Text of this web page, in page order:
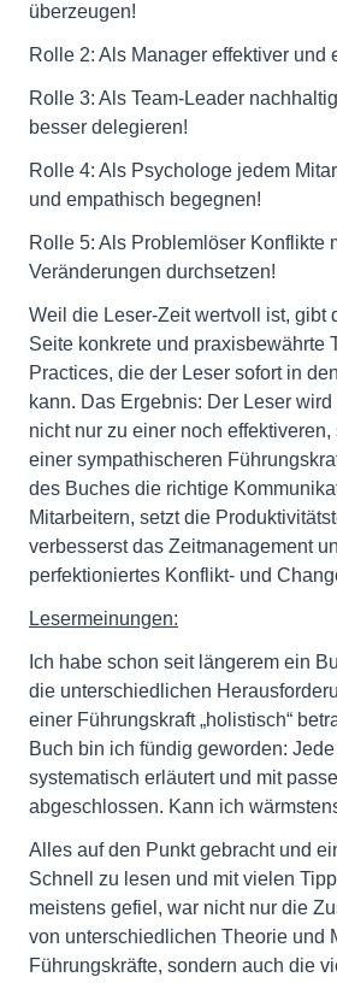
überzeugen!
Rolle 2: Als Manager effektiver und
Rolle 3: Als Team-Leader
besser delegieren!
Rolle 4: Als Psychologe jedem
und empathisch begegnen!
Rolle 5: Als Problemlöser Konflikte
Veränderungen durchsetzen!
Weil die Leser-Zeit wertvoll ist, gibt
Seite konkrete und praxisbewährte
Practices, die der Leser sofort in
kann. Das Ergebnis: Der Leser
nicht nur zu einer noch
einer sympathischeren
des Buches die richtige
Mitarbeitern, setzt die
verbesserst das Zeitmanagement
perfektioniertes Konflikt- und
Lesermeinungen:
Ich habe schon seit längerem ein
die unterschiedlichen
einer Führungskraft „holistisch“
Buch bin ich fündig geworden:
systematisch erläutert und mit
abgeschlossen. Kann ich
Alles auf den Punkt gebracht und
Schnell zu lesen und mit vielen
meistens gefiel, war nicht nur die
von unterschiedlichen Theorie und
Führungskräfte, sondern auch die